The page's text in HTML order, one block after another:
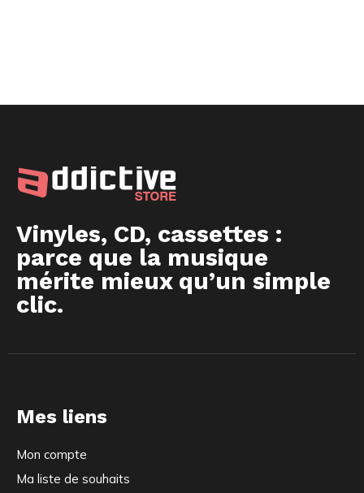
Vinyles, CD, cassettes :
parce que la musique
mérite mieux qu’un simple
clic.
Mes liens
Mon compte
Ma liste de souhaits